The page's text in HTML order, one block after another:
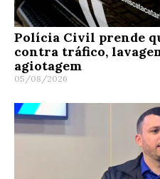
Polícia Civil prende
contra tráfico,
agiotagem
05/08/2026